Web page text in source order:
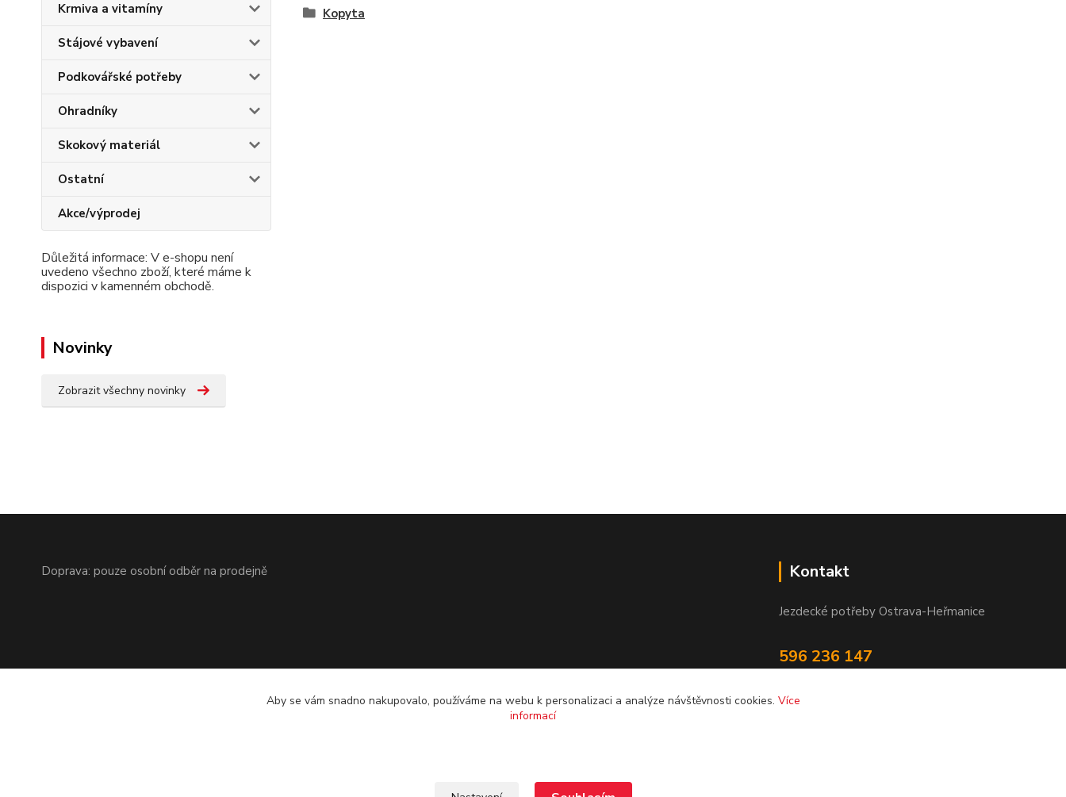
Krmiva a vitamíny
Stájové vybavení
Podkovářské potřeby
Ohradníky
Skokový materiál
Ostatní
Akce/výprodej
Důležitá informace: V e-shopu není
uvedeno všechno zboží, které máme k
dispozici v kamenném obchodě.
Novinky
Zobrazit všechny novinky
Kopyta
Doprava: pouze osobní odběr na prodejně Kontakt
Jezdecké potřeby Ostrava-Heřmanice
596 236 147
Aby se vám snadno nakupovalo, používáme na webu k personalizaci a analýze návštěvnosti cookies. Více
informací